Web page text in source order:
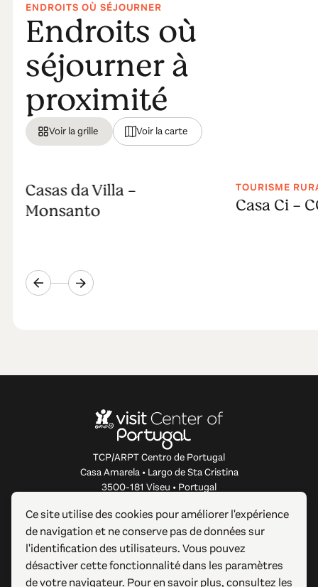
ENDROITS OÙ SÉJOURNER
Endroits où
séjourner à
proximité
Voir la grille Voir la carte
Casas da Villa -
Monsanto
TOURISME
Casa Ci -
TCP/ARPT Centro de Portugal
Casa Amarela • Largo de Sta Cristina
3500-181 Viseu • Portugal
À PROPOS DE CE SITE WEB
LIENS UTILES
Ce site utilise des cookies pour améliorer l'expérience
de navigation et ne conserve pas de données sur
l'identification des utilisateurs. Vous pouvez
désactiver cette fonctionnalité dans les paramètres
de votre navigateur. Pour en savoir plus, consultez les